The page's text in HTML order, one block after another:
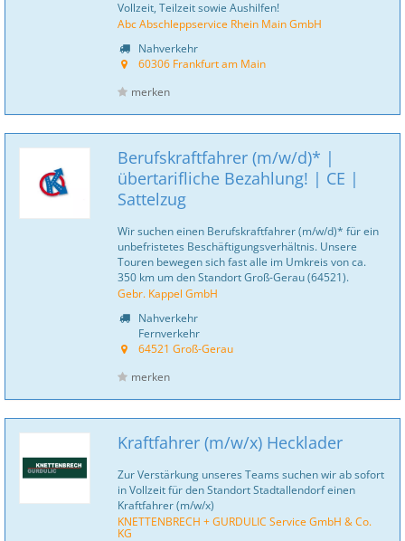
Vollzeit, Teilzeit sowie Aushilfen!
Abc Abschleppservice Rhein Main GmbH
Nahverkehr
60306 Frankfurt am Main
merken
Berufskraftfahrer (m/w/d)* |
übertarifliche Bezahlung! | CE |
Sattelzug
Wir suchen einen Berufskraftfahrer (m/w/d)* für ein
unbefristetes Beschäftigungsverhältnis. Unsere
Touren bewegen sich fast alle im Umkreis von ca.
350 km um den Standort Groß-Gerau (64521).
Gebr. Kappel GmbH
Nahverkehr
Fernverkehr
64521 Groß-Gerau
merken
Kraftfahrer (m/w/x) Hecklader
Zur Verstärkung unseres Teams suchen wir ab sofort
in Vollzeit für den Standort Stadtallendorf einen
Kraftfahrer (m/w/x)
KNETTENBRECH + GURDULIC Service GmbH & Co.
KG